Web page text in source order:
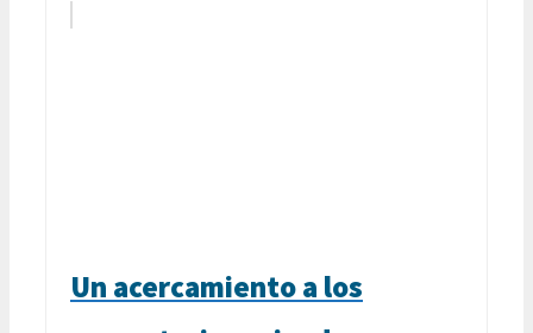
Un acercamiento a los